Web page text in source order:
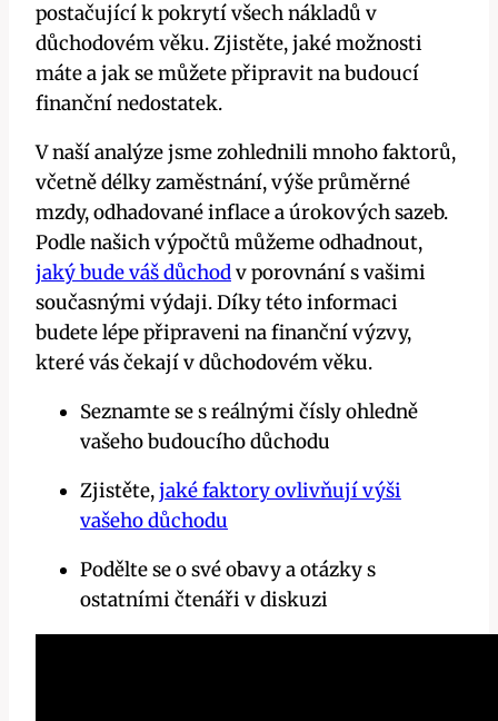
postačující k pokrytí všech nákladů v
důchodovém věku. Zjistěte, jaké možnosti
máte a jak se můžete připravit na budoucí
finanční nedostatek.
V naší analýze jsme zohlednili mnoho faktorů,
včetně délky zaměstnání, výše průměrné
mzdy, odhadované inflace a úrokových sazeb.
Podle našich výpočtů můžeme odhadnout,
jaký bude váš důchodv porovnání s vašimi
současnými výdaji. Díky této informaci
budete lépe připraveni na finanční výzvy,
které vás čekají v důchodovém věku.
Seznamte se s reálnými čísly ohledně
vašeho budoucího důchodu
Zjistěte,jaké faktory ovlivňují výši
vašeho důchodu
Podělte se o své obavy a otázky s
ostatními čtenáři v diskuzi